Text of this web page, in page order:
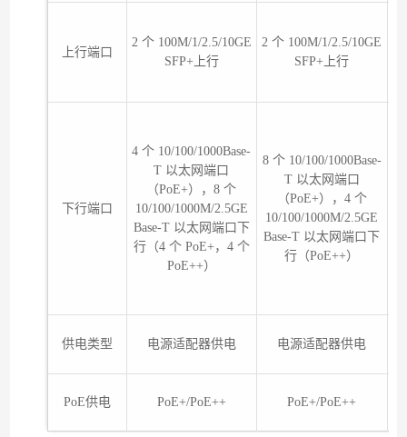
上行端口
2 个 100M/1/2.5/10GE
SFP+上行
2 个 100M/1/2.5/10GE
SFP+上行
下行端口
4 个 10/100/1000Base-
T 以太网端口
（PoE+），8 个
10/100/1000M/2.5GE
Base-T 以太网端口下
行（4 个 PoE+，4 个
PoE++）
8 个 10/100/1000Base-
T 以太网端口
（PoE+），4 个
10/100/1000M/2.5GE
Base-T 以太网端口下
行（PoE++）
供电类型 电源适配器供电 电源适配器供电
PoE供电 PoE+/PoE++ PoE+/PoE++